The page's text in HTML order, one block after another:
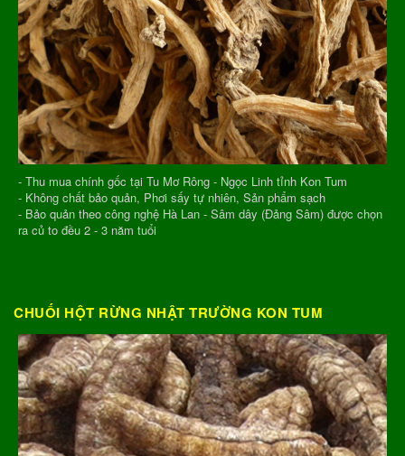
- Thu mua chính gốc tại Tu Mơ Rông - Ngọc Linh tỉnh Kon Tum
- Không chất bảo quản, Phơi sấy tự nhiên, Sản phẩm sạch
- Bảo quản theo công nghệ Hà Lan - Sâm dây (Đảng Sâm) được chọn
ra củ to đều 2 - 3 năm tuổi
CHUỐI HỘT RỪNG NHẬT TRƯỜNG KON TUM